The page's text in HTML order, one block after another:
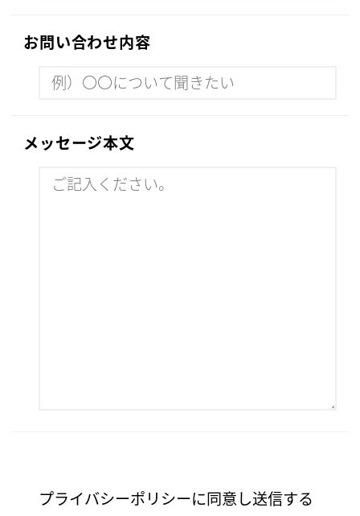
お問い合わせ内容
メッセージ本文
プライバシーポリシーに同意し送信する